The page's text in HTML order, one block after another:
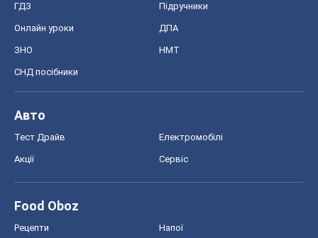
ГДЗ Підручники
Онлайн уроки ДПА
ЗНО НМТ
СНД посібники
Авто
Тест Драйв Електромобілі
Акції Сервіс
Food Oboz
Рецепти Напої